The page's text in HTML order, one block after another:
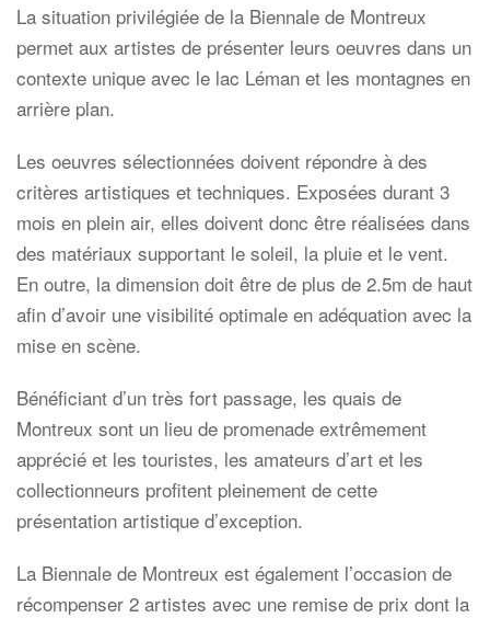
La situation privilégiée de la Biennale de Montreux
permet aux artistes de présenter leurs oeuvres dans un
contexte unique avec le lac Léman et les montagnes en
arrière plan.
Les oeuvres sélectionnées doivent répondre à des
critères artistiques et techniques. Exposées durant 3
mois en plein air, elles doivent donc être réalisées dans
des matériaux supportant le soleil, la pluie et le vent.
En outre, la dimension doit être de plus de 2.5m de haut
afin d’avoir une visibilité optimale en adéquation avec la
mise en scène.
Bénéficiant d’un très fort passage, les quais de
Montreux sont un lieu de promenade extrêmement
apprécié et les touristes, les amateurs d’art et les
collectionneurs profitent pleinement de cette
présentation artistique d’exception.
La Biennale de Montreux est également l’occasion de
récompenser 2 artistes avec une remise de prix dont la